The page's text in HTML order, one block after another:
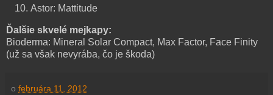
Astor: Mattitude
Ďalšie skvelé mejkapy:
Bioderma: Mineral Solar Compact, Max Factor, Face Finity
(už sa však nevyrába, čo je škoda)
o februára 11, 2012